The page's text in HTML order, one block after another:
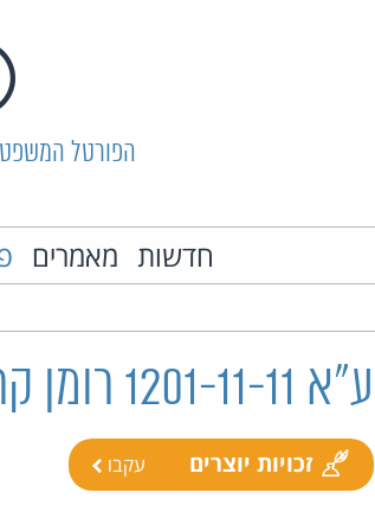
הפורטל המשפטי
חדשות מאמרים
ע"א 1201-11-11 רומן קרימן נ' ניוזרו ישראל בע"מ
זכויות יוצרים עקבו